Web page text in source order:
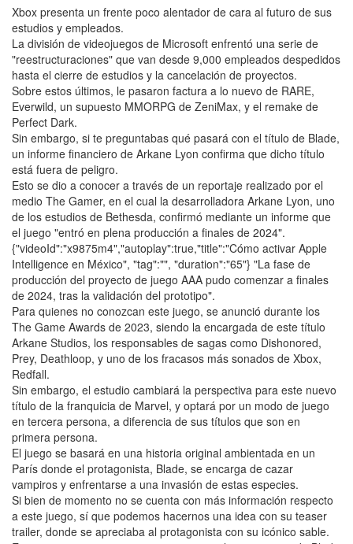
Xbox presenta un frente poco alentador de cara al futuro de sus
estudios y empleados.
La división de videojuegos de Microsoft enfrentó una serie de
"reestructuraciones" que van desde 9,000 empleados despedidos
hasta el cierre de estudios y la cancelación de proyectos.
Sobre estos últimos, le pasaron factura a lo nuevo de RARE,
Everwild, un supuesto MMORPG de ZeniMax, y el remake de
Perfect Dark.
Sin embargo, si te preguntabas qué pasará con el título de Blade,
un informe financiero de Arkane Lyon confirma que dicho título
está fuera de peligro.
Esto se dio a conocer a través de un reportaje realizado por el
medio The Gamer, en el cual la desarrolladora Arkane Lyon, uno
de los estudios de Bethesda, confirmó mediante un informe que
el juego "entró en plena producción a finales de 2024".
{"videoId":"x9875m4","autoplay":true,"title":"Cómo activar Apple
Intelligence en México", "tag":"", "duration":"65"} "La fase de
producción del proyecto de juego AAA pudo comenzar a finales
de 2024, tras la validación del prototipo".
Para quienes no conozcan este juego, se anunció durante los
The Game Awards de 2023, siendo la encargada de este título
Arkane Studios, los responsables de sagas como Dishonored,
Prey, Deathloop, y uno de los fracasos más sonados de Xbox,
Redfall.
Sin embargo, el estudio cambiará la perspectiva para este nuevo
título de la franquicia de Marvel, y optará por un modo de juego
en tercera persona, a diferencia de sus títulos que son en
primera persona.
El juego se basará en una historia original ambientada en un
París donde el protagonista, Blade, se encarga de cazar
vampiros y enfrentarse a una invasión de estas especies.
Si bien de momento no se cuenta con más información respecto
a este juego, sí que podemos hacernos una idea con su teaser
trailer, donde se apreciaba al protagonista con su icónico sable.